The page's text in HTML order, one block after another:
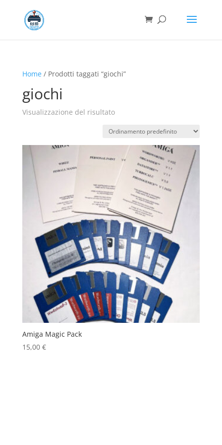
Home/ Prodotti taggati “giochi”
giochi
Visualizzazione del risultato
Amiga Magic Pack
15,00 €